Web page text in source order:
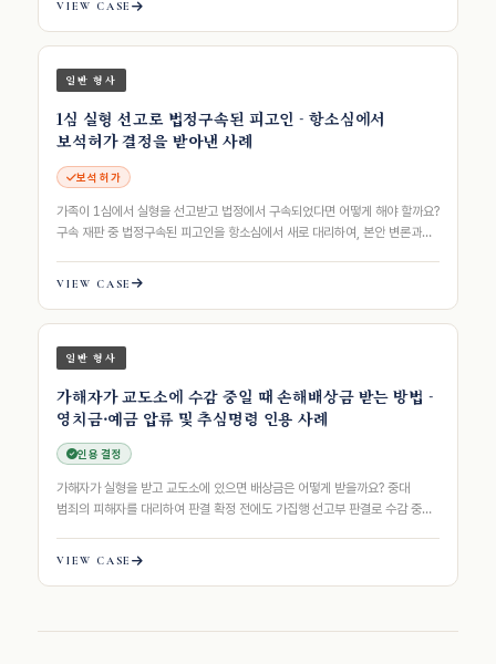
VIEW CASE
일반 형사
1심 실형 선고로 법정구속된 피고인 - 항소심에서
보석허가 결정을 받아낸 사례
보석 허가
가족이 1심에서 실형을 선고받고 법정에서 구속되었다면 어떻게 해야 할까요?
구속 재판 중 법정구속된 피고인을 항소심에서 새로 대리하여, 본안 변론과
VIEW CASE
일반 형사
가해자가 교도소에 수감 중일 때 손해배상금 받는 방법 -
영치금·예금 압류 및 추심명령 인용 사례
인용 결정
가해자가 실형을 받고 교도소에 있으면 배상금은 어떻게 받을까요? 중대
범죄의 피해자를 대리하여 판결 확정 전에도 가집행 선고부 판결로 수감 중인
VIEW CASE